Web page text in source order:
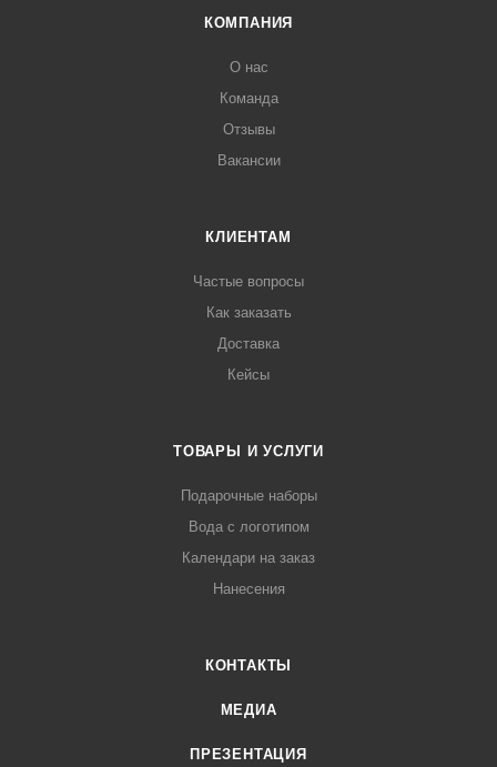
КОМПАНИЯ
О нас
Команда
Отзывы
Вакансии
КЛИЕНТАМ
Частые вопросы
Как заказать
Доставка
Кейсы
ТОВАРЫ И УСЛУГИ
Подарочные наборы
Вода с логотипом
Календари на заказ
Нанесения
КОНТАКТЫ
МЕДИА
ПРЕЗЕНТАЦИЯ